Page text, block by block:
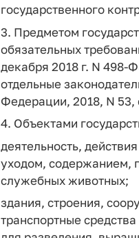
государственного
3. Предметом
обязательных
декабря 2018 г. N 498-
отдельные
Федерации, 2018, N 53,
4. Объектами
деятельность,
уходом, содержанием,
служебных животных;
здания, строения,
транспортные